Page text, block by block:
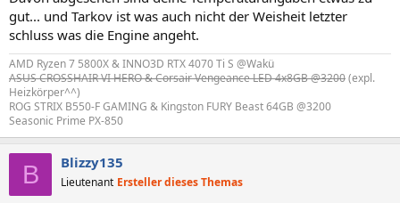
gut... und Tarkov ist was auch nicht der Weisheit letzter
schluss was die Engine angeht.
AMD Ryzen 7 5800X & INNO3D RTX 4070 Ti S @Wakü
ASUS CROSSHAIR VI HERO & Corsair Vengeance LED 4x8GB @3200(expl.
Heizkörper^^)
ROG STRIX B550-F GAMING & Kingston FURY Beast 64GB @3200
Seasonic Prime PX-850
B Blizzy135
Lieutenant Ersteller dieses Themas